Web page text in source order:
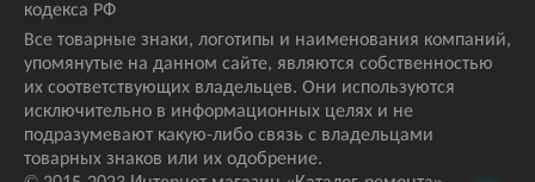
кодекса РФ
Все товарные знаки, логотипы и наименования компаний,
упомянутые на данном сайте, являются собственностью
их соответствующих владельцев. Они используются
исключительно в информационных целях и не
подразумевают какую-либо связь с владельцами
товарных знаков или их одобрение.